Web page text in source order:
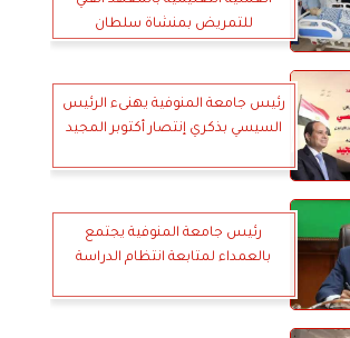
للتمريض بمنشاة سلطان
رئيس جامعة المنوفية يهنىء الرئيس
السيسي بذكري إنتصار أكتوبر المجيد
رئيس جامعة المنوفية يجتمع
بالعمداء لمتابعة انتظام الدراسة